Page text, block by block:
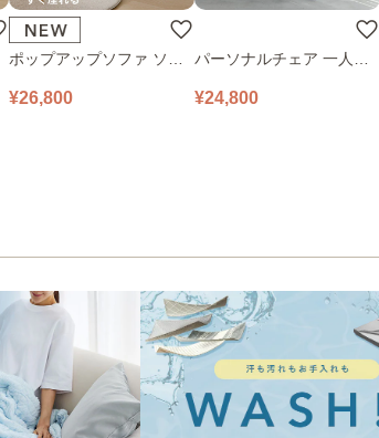
ポップアップソファ ソフ
1人掛け PUS1-1SA ベージ
¥26,800
パーソナルチェア 一人掛
ブルーグレー
¥24,800